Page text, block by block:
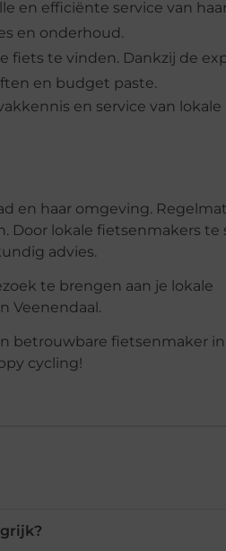
en efficiënte service van
en onderhoud.
fiets te vinden. Dankzij de
en budget paste.
en service van lokale
en haar omgeving.
Door lokale fietsenmakers te
advies.
te brengen aan je lokale
Veenendaal.
betrouwbare fietsenmaker in
cycling!